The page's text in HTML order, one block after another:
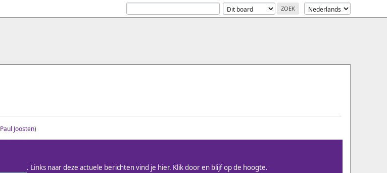
Paul Joosten)
. Links naar deze actuele berichten vind je hier. Klik door en blijf op de hoogte.